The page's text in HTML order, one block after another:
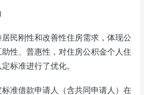
居民刚性和改善性住房需求，体现公
性、普惠性，对住房公积金个人住
标准进行了优化。
准借款申请人（含共同申请人）在